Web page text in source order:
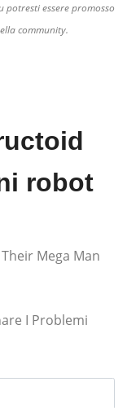
potresti essere promosso
community.
robot
Mega Man
I Problemi